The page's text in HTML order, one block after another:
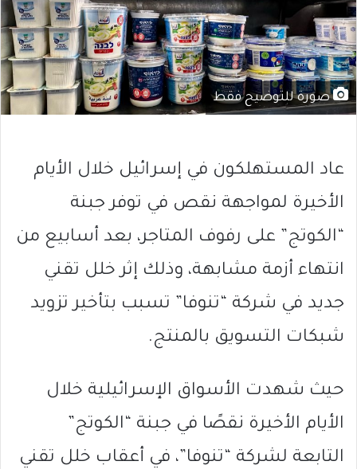
صورة للتوضيح فقط
عاد المستهلكون في إسرائيل خلال الأيام
الأخيرة لمواجهة نقص في توفر جبنة
“الكوتج” على رفوف المتاجر، بعد أسابيع من
انتهاء أزمة مشابهة، وذلك إثر خلل تقني
جديد في شركة “تنوفا” تسبب بتأخير تزويد
شبكات التسويق بالمنتج.
حيث شهدت الأسواق الإسرائيلية خلال
الأيام الأخيرة نقصًا في جبنة “الكوتج”
التابعة لشركة “تنوفا”، في أعقاب خلل تقني